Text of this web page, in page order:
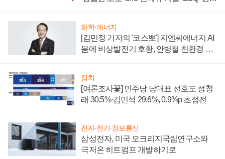
화학·에너지
[김민정 기자의 '코스뽀'] 지엔씨에너지 AI
붐에 비상발전기 호황, 안병철 친환경 에
정치
[여론조사꽃] 민주당 당대표 선호도 정청
래 30.5%·김민석 29.6%, 0.9%p 초접전
전자·전기·정보통신
삼성전자, 미국 오크리지국립연구소와
극저온 히트펌프 개발하기로